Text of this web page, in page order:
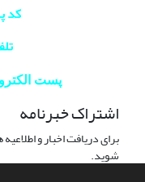
کد
پست
اشتراک خبرنامه
برای دریافت اخبار و
شوید.